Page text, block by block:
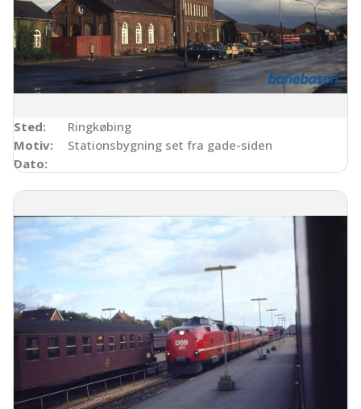
Sted:
Ringkøbing
Motiv:
Stationsbygning set fra gade-siden
Dato: